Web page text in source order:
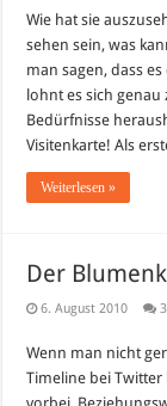
Wie hat sie
sehen sein, was
man sagen, dass
lohnt es sich
Bedürfnisse
Visitenkarte! Als
Weiterlesen »
Der
6. August 2010 3
Wenn man nicht
Timeline bei